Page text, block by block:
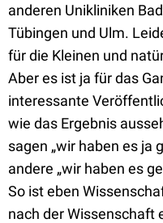
anderen Unikliniken
Tübingen und Ulm.
für die Kleinen und
Aber es ist ja für das
interessante
wie das Ergebnis
sagen „wir haben es ja
andere „wir haben es
So ist eben
nach der Wissenschaft